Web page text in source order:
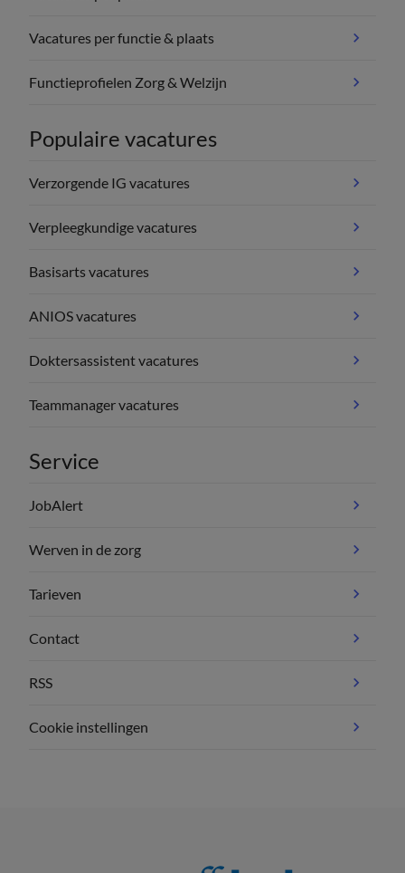
Vacatures per functie & plaats
Functieprofielen Zorg & Welzijn
Populaire vacatures
Verzorgende IG vacatures
Verpleegkundige vacatures
Basisarts vacatures
ANIOS vacatures
Doktersassistent vacatures
Teammanager vacatures
Service
JobAlert
Werven in de zorg
Tarieven
Contact
RSS
Cookie instellingen